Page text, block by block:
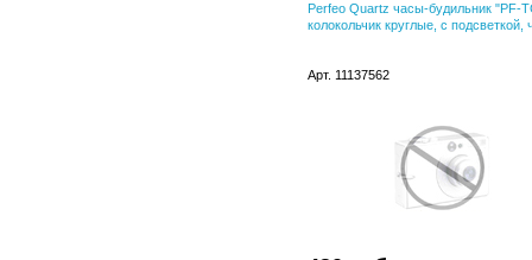
Perfeo Quartz часы-будильник "PF-
колокольчик круглые, с подсветкой,
Арт. 11137562